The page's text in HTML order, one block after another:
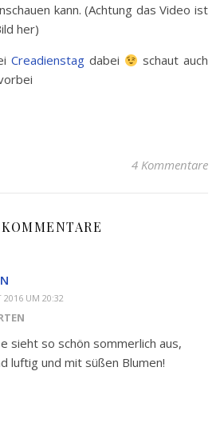
kann. (Achtung das Video ist
her)
Creadienstagdabei
schaut auch
4 Kommentare
2016 UM 20:32
sieht so schön sommerlich aus,
luftig und mit süßen Blumen!